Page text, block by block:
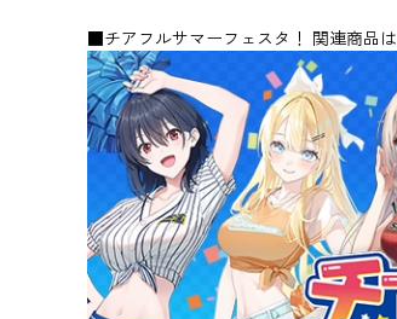
■チアフルサマーフェスタ！ 関連商品は